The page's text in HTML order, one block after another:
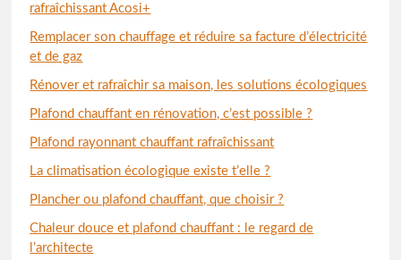
rafraîchissant Acosi+
Remplacer son chauffage et réduire sa facture d’électricité
et de gaz
Rénover et rafraîchir sa maison, les solutions écologiques
Plafond chauffant en rénovation, c’est possible ?
Plafond rayonnant chauffant rafraîchissant
La climatisation écologique existe t’elle ?
Plancher ou plafond chauffant, que choisir ?
Chaleur douce et plafond chauffant : le regard de
l’architecte